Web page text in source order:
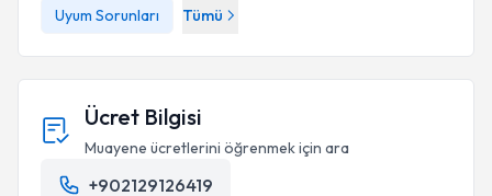
Uyum Sorunları
Tümü
Ücret Bilgisi
Muayene ücretlerini öğrenmek için ara
+902129126419